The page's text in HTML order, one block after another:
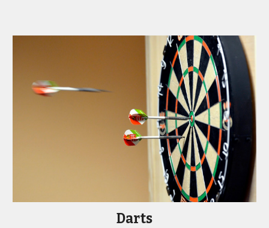
Darts